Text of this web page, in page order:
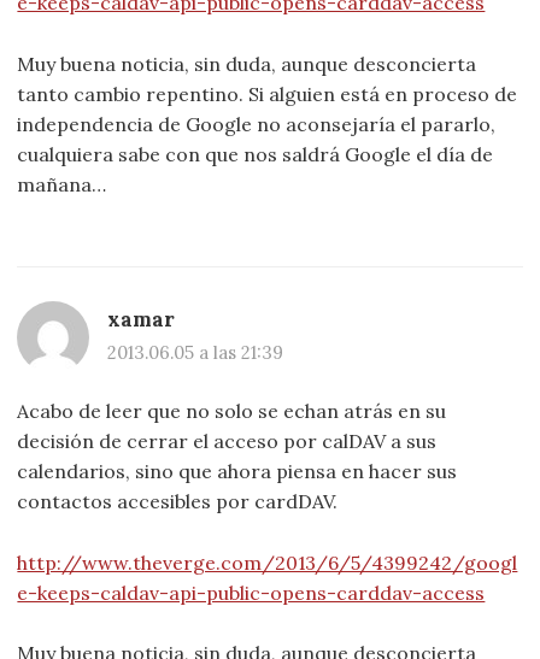
Muy buena noticia, sin duda, aunque desconcierta
tanto cambio repentino. Si alguien está en proceso de
independencia de Google no aconsejaría el pararlo,
cualquiera sabe con que nos saldrá Google el día de
mañana…
xamar
2013.06.05 a las 21:39
Acabo de leer que no solo se echan atrás en su
decisión de cerrar el acceso por calDAV a sus
calendarios, sino que ahora piensa en hacer sus
contactos accesibles por cardDAV.
http://www.theverge.com/2013/6/5/4399242/googl
e-keeps-caldav-api-public-opens-carddav-access
Muy buena noticia, sin duda, aunque desconcierta